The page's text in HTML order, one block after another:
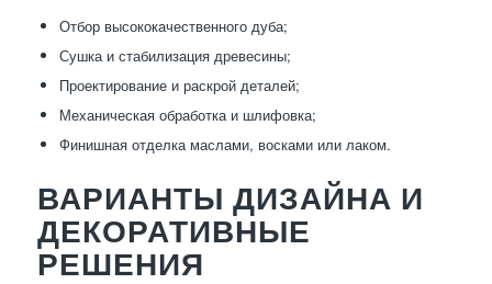
Отбор высококачественного дуба;
Сушка и стабилизация древесины;
Проектирование и раскрой деталей;
Механическая обработка и шлифовка;
Финишная отделка маслами, восками или лаком.
ВАРИАНТЫ ДИЗАЙНА И
ДЕКОРАТИВНЫЕ
РЕШЕНИЯ